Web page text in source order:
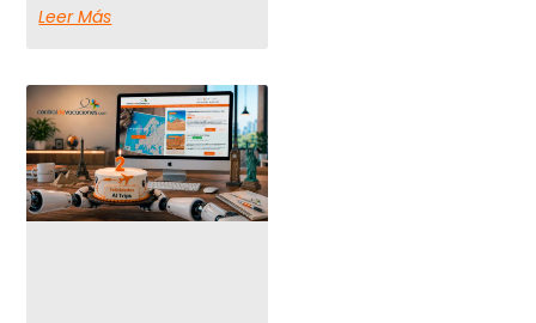
Leer Más